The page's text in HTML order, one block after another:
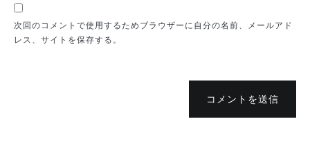
次回のコメントで使用するためブラウザーに自分の名前、メールアド
レス、サイトを保存する。
コメントを送信